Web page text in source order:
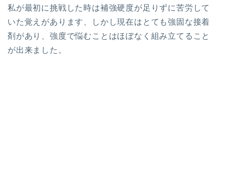
私が最初に挑戦した時は補強硬度が足りずに苦労して
いた覚えがあります、しかし現在はとても強固な接着
剤があり、強度で悩むことはほぼなく組み立てること
が出来ました。